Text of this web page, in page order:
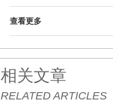
查看更多
相关文章
RELATED ARTICLES